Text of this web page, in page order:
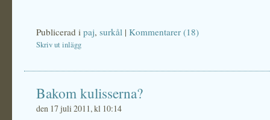
Publicerad i paj, surkål | Kommentarer (18)
Skriv ut inlägg
Bakom kulisserna?
den 17 juli 2011, kl 10:14